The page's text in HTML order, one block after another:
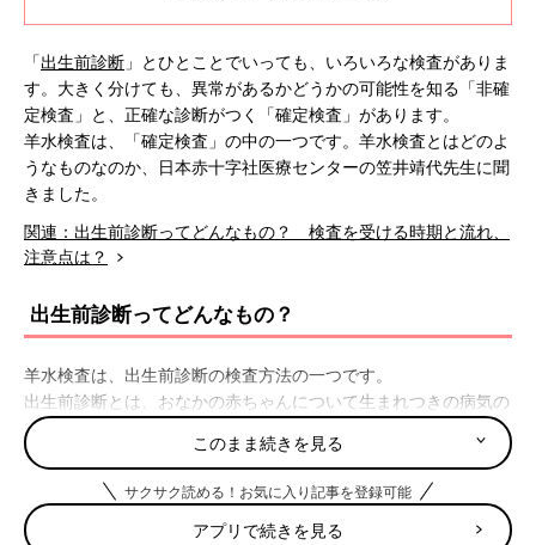
「出生前診断 」とひとことでいっても、いろいろな検査がありま
す。大きく分けても、異常があるかどうかの可能性を知る「非確
定検査」と、正確な診断がつく「確定検査」があります。
羊水検査は、「確定検査」の中の一つです。羊水検査とはどのよ
うなものなのか、日本赤十字社医療センターの笠井靖代先生に聞
きました。
関連：出生前診断ってどんなもの？ 検査を受ける時期と流れ、
注意点は？
出生前診断ってどんなもの？
羊水検査は、出生前診断の検査方法の一つです。
出生前診断とは、おなかの赤ちゃんについて生まれつきの病気の
有無を調べる検査で、本来は、妊娠中に病気を見つけ、安全な分
娩方法を考え、出生後の治療や育児の準備につなげるためのもの
です。そういった意味では、
で行われる超音波検査もあ
る種の出生前診断です。
ただ、現実には「染色体異常」を調べる検査を指すことが多いで
このまま続きを見る
サクサク読める！お気に入り記事を登録可能
アプリで続きを見る